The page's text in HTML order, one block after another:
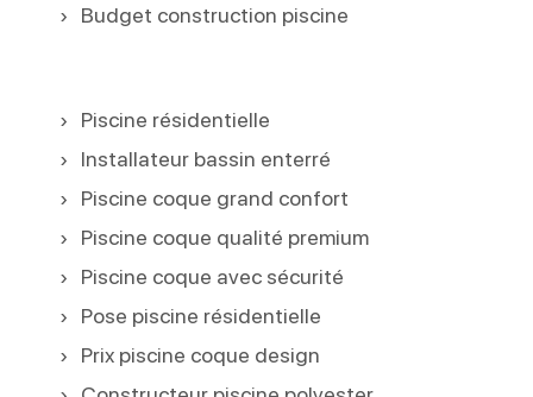
Budget construction piscine
Piscine résidentielle
Installateur bassin enterré
Piscine coque grand confort
Piscine coque qualité premium
Piscine coque avec sécurité
Pose piscine résidentielle
Prix piscine coque design